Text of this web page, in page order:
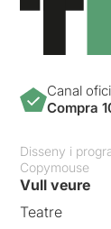
Canal
Compra
Disseny i
Copymouse
Vull veure
Teatre